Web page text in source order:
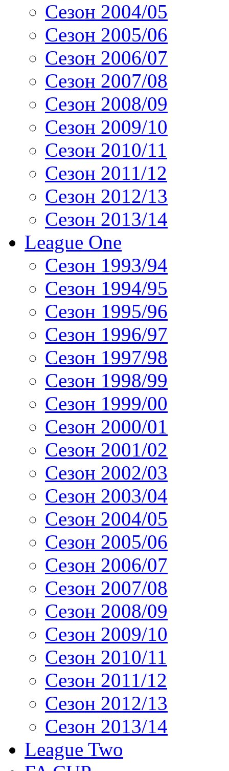
Сезон 2004/05
Сезон 2005/06
Сезон 2006/07
Сезон 2007/08
Сезон 2008/09
Сезон 2009/10
Сезон 2010/11
Сезон 2011/12
Сезон 2012/13
Сезон 2013/14
League One
Сезон 1993/94
Сезон 1994/95
Сезон 1995/96
Сезон 1996/97
Сезон 1997/98
Сезон 1998/99
Сезон 1999/00
Сезон 2000/01
Сезон 2001/02
Сезон 2002/03
Сезон 2003/04
Сезон 2004/05
Сезон 2005/06
Сезон 2006/07
Сезон 2007/08
Сезон 2008/09
Сезон 2009/10
Сезон 2010/11
Сезон 2011/12
Сезон 2012/13
Сезон 2013/14
League Two